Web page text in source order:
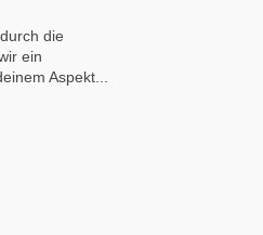
die
ein
Aspekt...